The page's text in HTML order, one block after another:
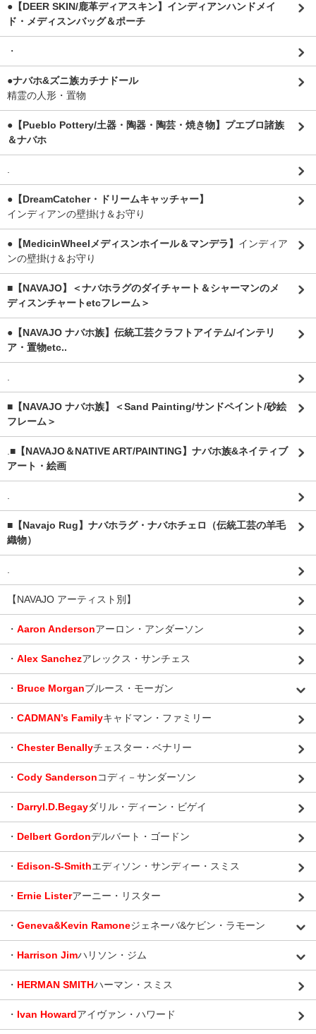
●【DEER SKIN/鹿革ディアスキン】インディアンハンドメイ
ド・メディスンバッグ＆ポーチ
・
●ナバホ&ズニ族カチナドール
精霊の人形・置物
●【Pueblo Pottery/土器・陶器・陶芸・焼き物】プエブロ諸族
＆ナバホ
.
●【DreamCatcher・ドリームキャッチャー】
インディアンの壁掛け＆お守り
●【MedicinWheelメディスンホイール＆マンデラ】 インディア
ンの壁掛け＆お守り
■【NAVAJO】＜ナバホラグのダイチャート＆シャーマンのメ
ディスンチャートetcフレーム＞
●【NAVAJO ナバホ族】伝統工芸クラフトアイテム/インテリ
ア・置物etc..
.
■【NAVAJO ナバホ族】＜Sand Painting/サンドペイント/砂絵
フレーム＞
.■【NAVAJO＆NATIVE ART/PAINTING】ナバホ族&ネイティブ
アート・絵画
.
■【Navajo Rug】ナバホラグ・ナバホチェロ（伝統工芸の羊毛
織物）
.
【NAVAJO アーティスト別】
・ Aaron Andersonアーロン・アンダーソン
・ Alex Sanchezアレックス・サンチェス
・ Bruce Morganブルース・モーガン
・ CADMAN’s Familyキャドマン・ファミリー
・ Chester Benallyチェスター・ベナリー
・ Cody Sandersonコディ－サンダーソン
・ Darryl.D.Begayダリル・ディーン・ビゲイ
・ Delbert Gordonデルバート・ゴードン
・ Edison-S-Smithエディソン・サンディー・スミス
・ Ernie Listerアーニー・リスター
・ Geneva&Kevin Ramoneジェネーバ&ケビン・ラモーン
・ Harrison Jimハリソン・ジム
・ HERMAN SMITHハーマン・スミス
・ Ivan Howardアイヴァン・ハワード